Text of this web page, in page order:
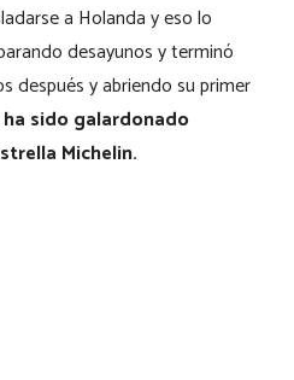
a Holanda y eso lo
desayunos y terminó
después y abriendo su primer
sido galardonado
Michelin.